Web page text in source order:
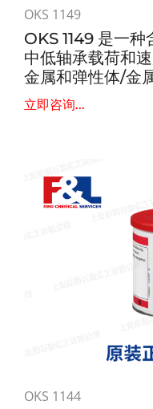
OKS 1149
OKS 1149 是一
中低轴承载荷和
金属和弹性体/金
立即咨询...
OKS 1144